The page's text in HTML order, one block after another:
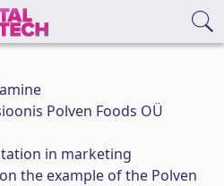
Polven Foods OÜ
in marketing
the example of the Polven